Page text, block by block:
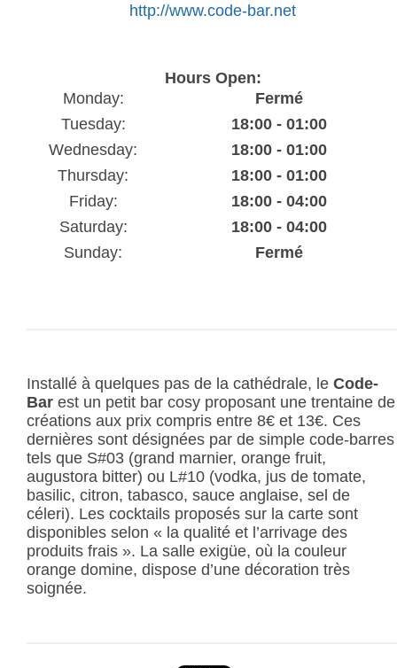
http://www.code-bar.net
Hours Open:
Monday:
Fermé
Tuesday:
18:00 - 01:00
Wednesday:
18:00 - 01:00
Thursday:
18:00 - 01:00
Friday:
18:00 - 04:00
Saturday:
18:00 - 04:00
Sunday:
Fermé
Installé à quelques pas de la cathédrale, le Code-
Bar est un petit bar cosy proposant une trentaine de
créations aux prix compris entre 8€ et 13€. Ces
dernières sont désignées par de simple code-barres
tels que S#03 (grand marnier, orange fruit,
augustora bitter) ou L#10 (vodka, jus de tomate,
basilic, citron, tabasco, sauce anglaise, sel de
céleri). Les cocktails proposés sur la carte sont
disponibles selon « la qualité et l’arrivage des
produits frais ». La salle exigüe, où la couleur
orange domine, dispose d’une décoration très
soignée.